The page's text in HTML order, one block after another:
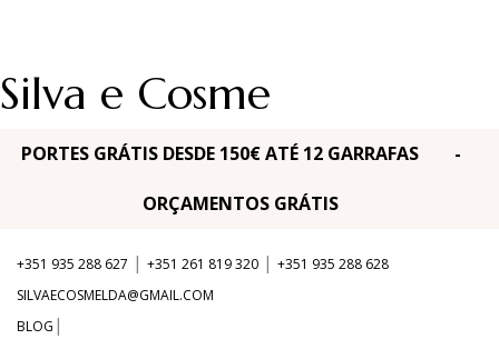
Silva e Cosme
PORTES GRÁTIS DESDE 150€ ATÉ 12 GARRAFAS -
ORÇAMENTOS GRÁTIS
+351 935 288 627 | +351 261 819 320 | +351 935 288 628
SILVAECOSMELDA@GMAIL.COM
BLOG |